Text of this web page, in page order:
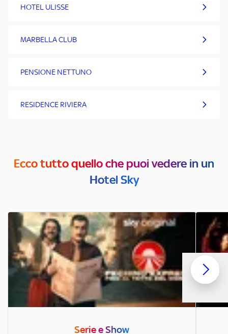
HOTEL ULISSE
MARBELLA CLUB
PENSIONE NETTUNO
RESIDENCE RIVIERA
Ecco tutto quello che puoi vedere in un
Hotel Sky
Serie e Show